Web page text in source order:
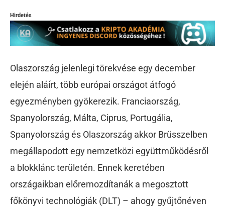
Hirdetés
Olaszország jelenlegi törekvése egy december
elején aláírt, több európai országot átfogó
egyezményben gyökerezik. Franciaország,
Spanyolország, Málta, Ciprus, Portugália,
Spanyolország és Olaszország akkor Brüsszelben
megállapodott egy nemzetközi együttműködésről
a blokklánc területén. Ennek keretében
országaikban előremozdítanák a megosztott
főkönyvi technológiák (DLT) – ahogy gyűjtőnéven